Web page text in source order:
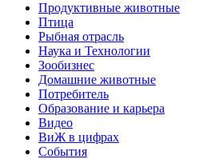
Продуктивные животные
Птица
Рыбная отрасль
Наука и Технологии
Зообизнес
Домашние животные
Потребитель
Образование и карьера
Видео
ВиЖ в цифрах
События